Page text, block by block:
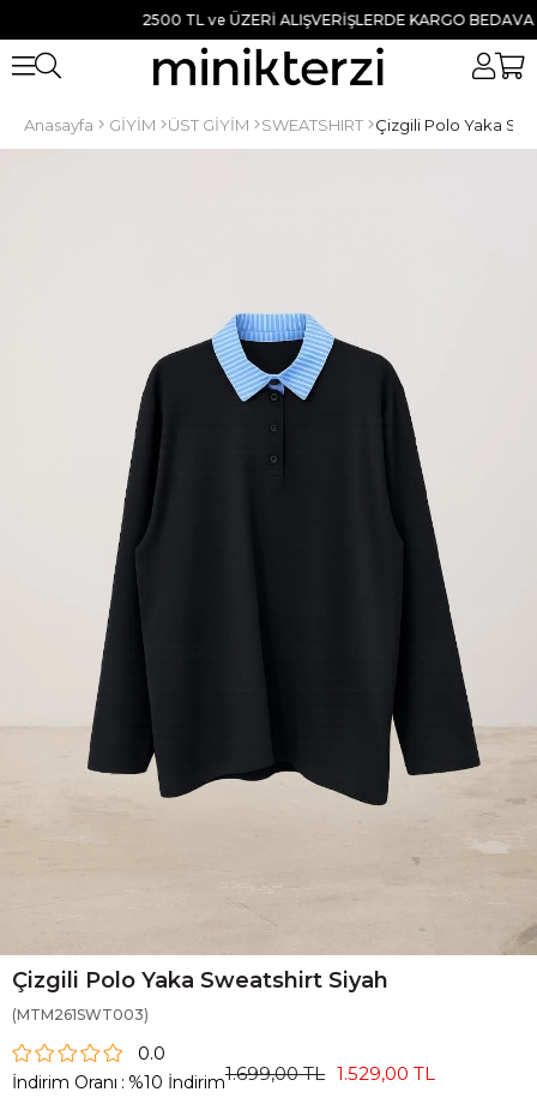
2500 TL ve ÜZERİ ALIŞVERİŞLERDE KARGO BEDAVA ●
Anasayfa GİYİM ÜST GİYİM SWEATSHIRT Çizgili Polo Yaka
Çizgili Polo Yaka Sweatshirt Siyah
(MTM261SWT003)
0.0
İndirim Oranı : %10 İndirim1.699,00 TL 1.529,00 TL